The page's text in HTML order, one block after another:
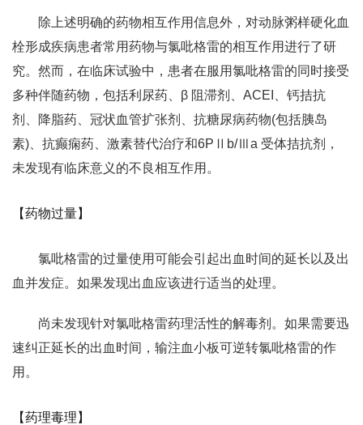
除上述明确的药物相互作用信息外，对动脉粥样硬化血
栓形成疾病患者常用药物与氯吡格雷的相互作用进行了研
究。然而，在临床试验中，患者在服用氯吡格雷的同时接受
多种伴随药物，包括利尿药、β 阻滞剂、ACEI、钙拮抗
剂、降脂药、冠状血管扩张剂、抗糖尿病药物(包括胰岛
素)、抗癫痫药、激素替代治疗和6PⅡb/Ⅲa 受体拮抗剂，
未发现有临床意义的不良相互作用。
【药物过量】
氯吡格雷的过量使用可能会引起出血时间的延长以及出
血并发症。如果发现出血应该进行适当的处理。
尚未发现针对氯吡格雷药理活性的解毒剂。如果需要迅
速纠正延长的出血时间，输注血小板可逆转氯吡格雷的作
用。
【药理毒理】